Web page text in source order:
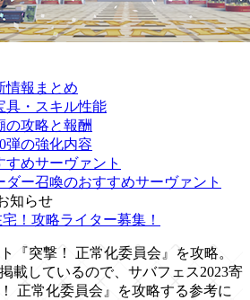
情報まとめ
具・スキル性能
の攻略と報酬
弾の強化内容
すめサーヴァント
ダー召喚のおすすめサーヴァント
知らせ
！攻略ライター募集！
『突撃！ 正常化委員会』を攻略。
載しているので、サバフェス2023寄
正常化委員会』を攻略する参考に